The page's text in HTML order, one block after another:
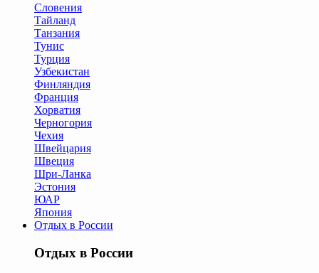
Словения
Тайланд
Танзания
Тунис
Турция
Узбекистан
Финляндия
Франция
Хорватия
Черногория
Чехия
Швейцария
Швеция
Шри-Ланка
Эстония
ЮАР
Япония
Отдых в России
Отдых в России